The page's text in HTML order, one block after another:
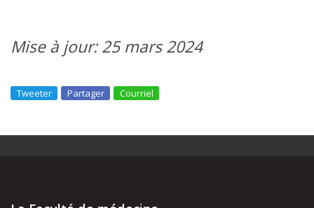
Mise à jour: 25 mars 2024
Tweeter Partager Courriel